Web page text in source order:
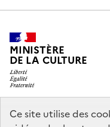
Ce site utilise des
MINISTÈRE
DE LA CULTURE
legifrance.gouv.fr